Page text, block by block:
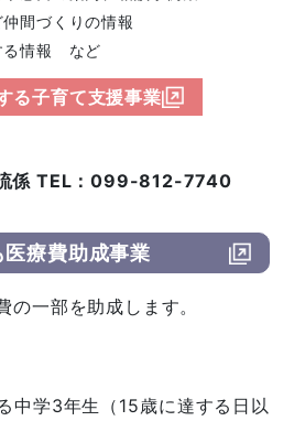
間づくりの情報
る情報 など
る子育て支援事業
係 TEL：099-812-7740
医療費助成事業
の一部を助成します。
中学3年生（15歳に達する日以